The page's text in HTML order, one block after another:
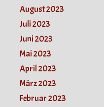
August 2023
Juli 2023
Juni 2023
Mai 2023
April 2023
März 2023
Februar 2023